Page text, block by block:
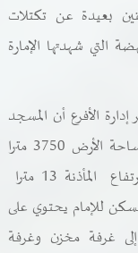
بعيدة عن تكتلات
التي شهدتها الإمارة
الأفرع أن المسجد
يقع على مساحة 330 مترا مربعا فيما تبلغ مساحة الأرض 3750 مترا
المأذنة 13 مترا
للإمام يحتوي على
غرفة مخزن وغرفة